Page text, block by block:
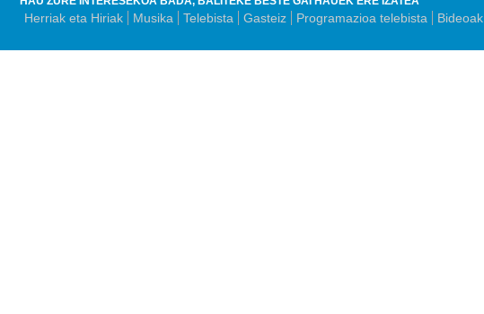
Herriak eta Hiriak Musika Telebista Gasteiz Programazioa telebista Bideoak